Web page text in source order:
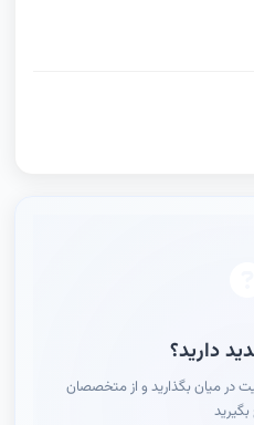
دارید؟
در میان بگذارید و از متخصصان